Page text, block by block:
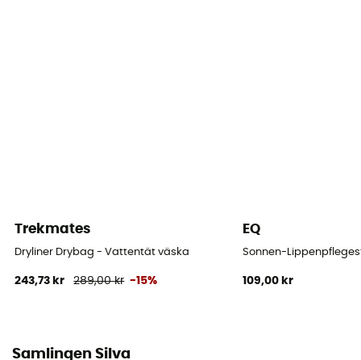
Trekmates
Dryliner Drybag - Vattentät väska
243,73 kr 289,00 kr -15%
EQ
Sonnen-
109,00 kr
Samlingen Silva